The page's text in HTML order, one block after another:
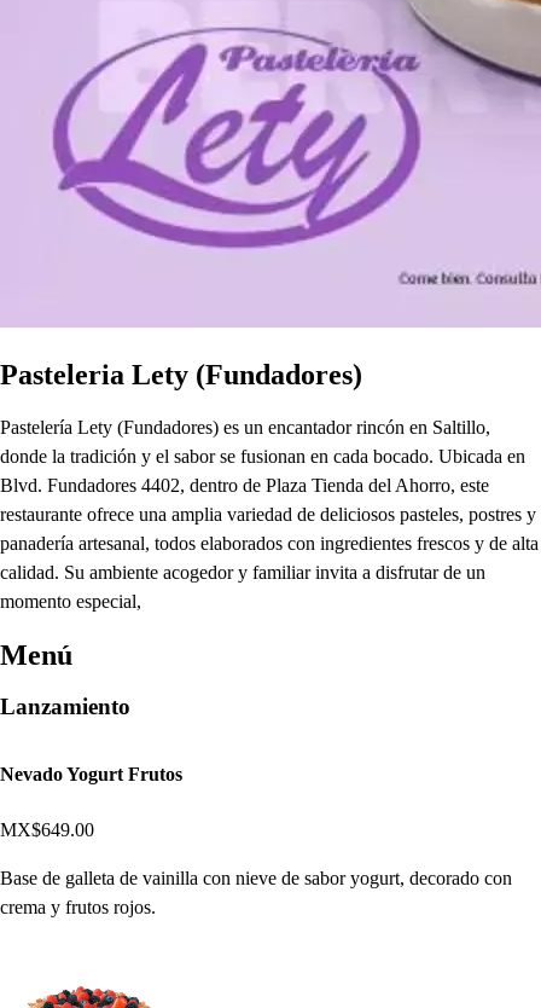
Pasteleria Lety (Fundadores)
Pastelería Lety (Fundadores) es un encantador rincón en Saltillo,
donde la tradición y el sabor se fusionan en cada bocado. Ubicada en
Blvd. Fundadores 4402, dentro de Plaza Tienda del Ahorro, este
restaurante ofrece una amplia variedad de deliciosos pasteles, postres y
panadería artesanal, todos elaborados con ingredientes frescos y de alta
calidad. Su ambiente acogedor y familiar invita a disfrutar de un
momento especial,
Menú
Lanzamiento
Nevado Yogurt Frutos
MX$649.00
Base de galleta de vainilla con nieve de sabor yogurt, decorado con
crema y frutos rojos.